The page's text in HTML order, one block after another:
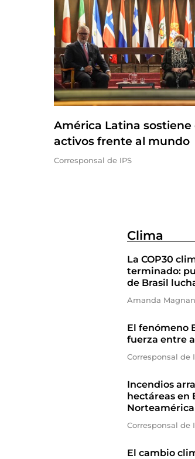
América Latina
activos frente al mundo
Corresponsal de IPS
Clima
La COP30
terminado:
de Brasil
Amanda
El fenómeno
fuerza entre
Corresponsal de
Incendios
hectáreas en
Norteamérica
Corresponsal de
El cambio